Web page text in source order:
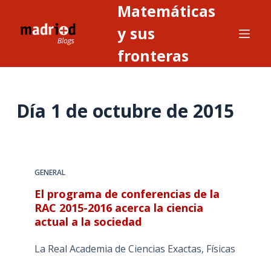
Matemáticas
y sus
fronteras
Día 1 de octubre de 2015
GENERAL
El programa de conferencias de la
RAC 2015-2016 acerca la ciencia
actual a la sociedad
La Real Academia de Ciencias Exactas, Físicas